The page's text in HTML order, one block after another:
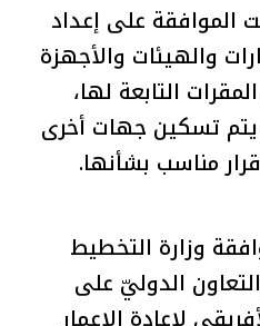
على إعداد
والهيئات والأجهزة
التابعة لها،
يتم تسكين جهات أخرى
مناسب بشأنها.
وزارة التخطيط
الدوليّ على